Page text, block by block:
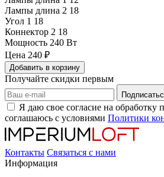
Лампы длина 2 18
Угол 1 18
Коннектор 2 18
Мощность 240 Вт
Цена 240 ₽
Добавить в корзину
Получайте скидки первым
Я даю свое согласие на обработку
соглашаюсь с условиями Политики
Контакты Связаться с нами
Информация